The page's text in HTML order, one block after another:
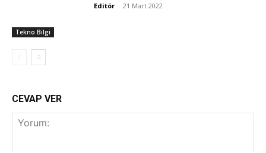
Tekno Bilgi
Editör - 21 Mart 2022
CEVAP VER